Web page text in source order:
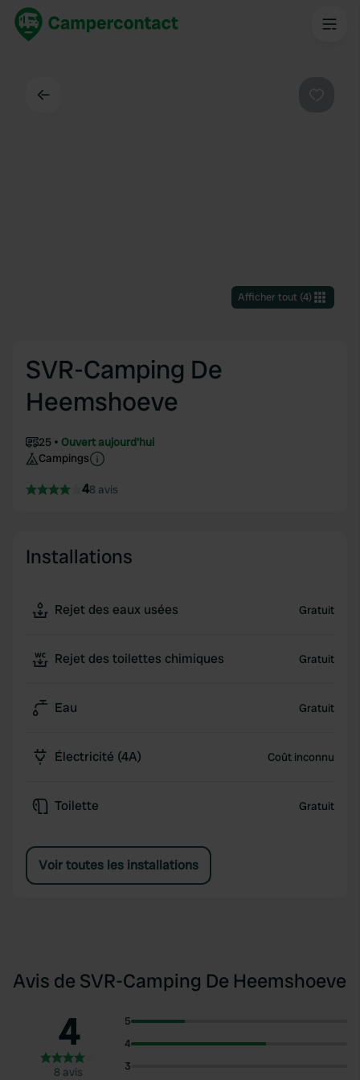
Afficher tout(4)
SVR-Camping De
Heemshoeve
25
Ouvert aujourd'hui
Campings
48 avis
Installations
Rejet des eaux usées Gratuit
Rejet des toilettes chimiques Gratuit
Eau Gratuit
Électricité (4A) Coût inconnu
Toilette Gratuit
Voir toutes les installations
Avis de SVR-Camping De Heemshoeve
4
8 avis
5
4
3